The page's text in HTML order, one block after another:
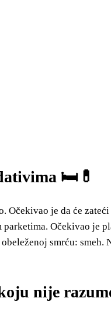
🛏️💊
Očekivao je da će
Očekivao je
smrću:
nije